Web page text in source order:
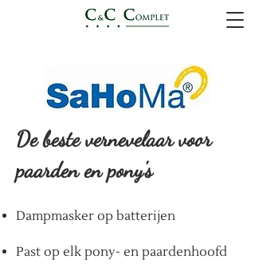
De beste vernevelaar voor
paarden en pony's
Dampmasker op batterijen
Past op elk pony- en paardenhoofd